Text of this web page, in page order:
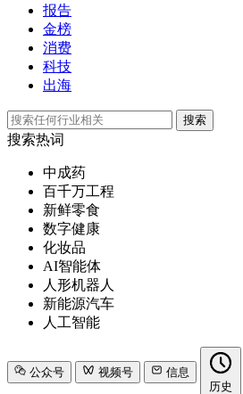
报告
金榜
消费
科技
出海
搜索
搜索热词
中成药
百千万工程
新鲜零食
数字健康
化妆品
AI智能体
人形机器人
新能源汽车
人工智能
公众号 视频号
信息
历史